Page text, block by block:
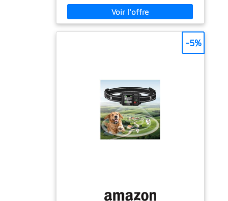
ÉTANCHÉITÉ IPX7 & ROBUSTESSE À TOUTE
ÉPREUVE : Le boîtier en ABS haute densité
résiste à la pluie, à la neige, à la boue et
même aux baignades complètes. Que votre
compagnon adore sauter dans les flaques ou
DRESSAGE INTELLIGENTS : Son (6 niveaux),
vibration ou stimulation électrostatique :
choisissez celui qui convient à la sensibilité
de votre chien. La protection anti-correction
excessive évite tout stress inutile, pour un
apprentissage progressif et bienveillant.
Efficace sans jamais dépasser les limites.
offre jusqu’à 24 heures d’autonomie
-5%